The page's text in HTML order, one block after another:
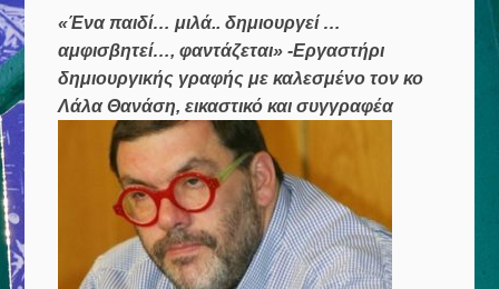
«Ένα παιδί… μιλά.. δημιουργεί …
αμφισβητεί…, φαντάζεται» -Εργαστήρι
δημιουργικής γραφής με καλεσμένο τον κο
Λάλα Θανάση, εικαστικό και συγγραφέα